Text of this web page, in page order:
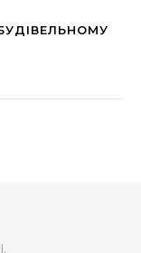
.